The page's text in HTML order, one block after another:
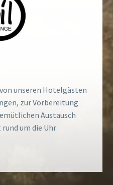
unseren Hotelgästen
zur Vorbereitung
Austausch
um die Uhr